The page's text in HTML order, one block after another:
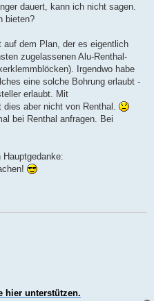
dauert, kann ich nicht sagen.
bieten?
auf dem Plan, der es eigentlich
zugelassenen Alu-Renthal-
Irgendwo habe
eine solche Bohrung erlaubt -
erlaubt. Mit
aber nicht von Renthal.
bei Renthal anfragen. Bei
hier unterstützen.